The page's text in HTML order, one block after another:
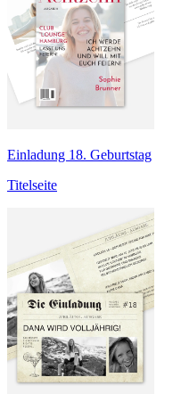
Einladung 18. Geburtstag
Titelseite